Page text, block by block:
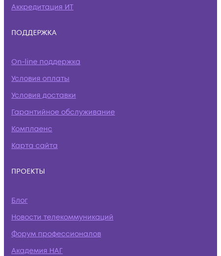
Аккредитация ИТ
ПОДДЕРЖКА
On-line поддержка
Условия оплаты
Условия доставки
Гарантийное обслуживание
Комплаенс
Карта сайта
ПРОЕКТЫ
Блог
Новости телекоммуникаций
Форум профессионалов
Академия НАГ